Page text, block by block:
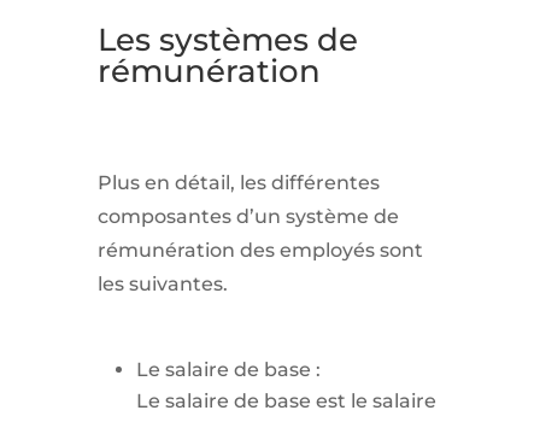
Les systèmes de
rémunération
Plus en détail, les différentes
composantes d’un système de
rémunération des employés sont
les suivantes.
Le salaire de base :
Le salaire de base est le salaire